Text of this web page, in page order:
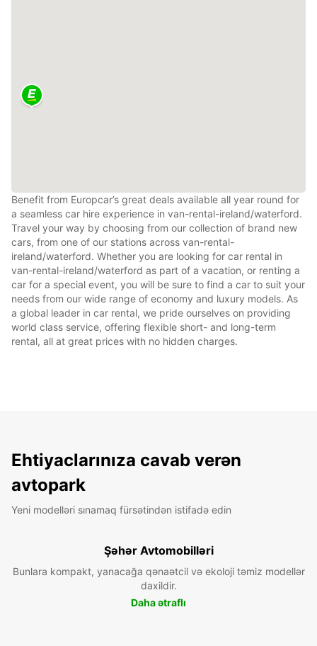
Benefit from Europcar’s great deals available all year round for
a seamless car hire experience in van-rental-ireland/waterford.
Travel your way by choosing from our collection of brand new
cars, from one of our stations across van-rental-
ireland/waterford. Whether you are looking for car rental in
van-rental-ireland/waterford as part of a vacation, or renting a
car for a special event, you will be sure to find a car to suit your
needs from our wide range of economy and luxury models. As
a global leader in car rental, we pride ourselves on providing
world class service, offering flexible short- and long-term
rental, all at great prices with no hidden charges.
Ehtiyaclarınıza cavab verən
avtopark
Yeni modelləri sınamaq fürsətindən istifadə edin
Şəhər Avtomobilləri
Bunlara kompakt, yanacağa qənaətcil və ekoloji təmiz modellər
daxildir.
Daha ətraflı